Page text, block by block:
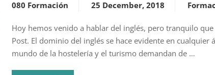
080 Formación 25 December, 2018
Hoy hemos venido a hablar del inglés, pero tranquilo
Post. El dominio del inglés se hace evidente en
mundo de la hostelería y el turismo demandan de …